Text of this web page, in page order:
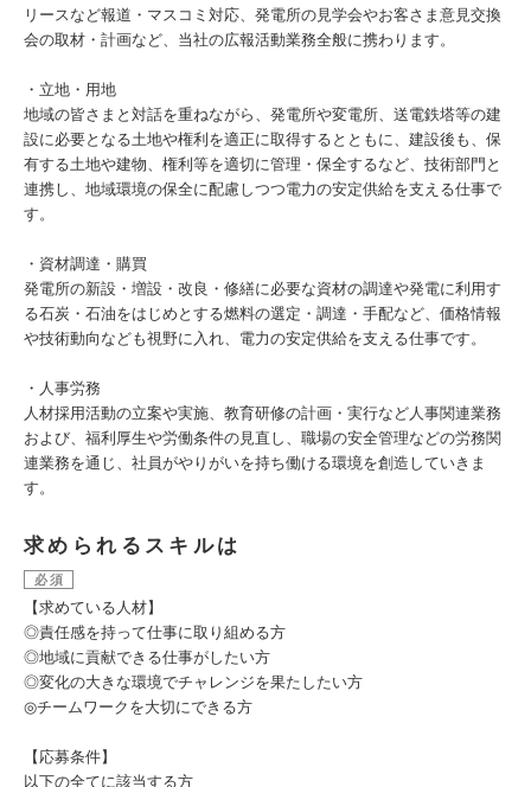
リースなど報道・マスコミ対応、発電所の見学会やお客さま意見交換
会の取材・計画など、当社の広報活動業務全般に携わります。
・立地・用地
地域の皆さまと対話を重ねながら、発電所や変電所、送電鉄塔等の建
設に必要となる土地や権利を適正に取得するとともに、建設後も、保
有する土地や建物、権利等を適切に管理・保全するなど、技術部門と
連携し、地域環境の保全に配慮しつつ電力の安定供給を支える仕事で
す。
・資材調達・購買
発電所の新設・増設・改良・修繕に必要な資材の調達や発電に利用す
る石炭・石油をはじめとする燃料の選定・調達・手配など、価格情報
や技術動向なども視野に入れ、電力の安定供給を支える仕事です。
・人事労務
人材採用活動の立案や実施、教育研修の計画・実行など人事関連業務
および、福利厚生や労働条件の見直し、職場の安全管理などの労務関
連業務を通じ、社員がやりがいを持ち働ける環境を創造していきま
す。
求められるスキルは
必須
【求めている人材】
◎責任感を持って仕事に取り組める方
◎地域に貢献できる仕事がしたい方
◎変化の大きな環境でチャレンジを果たしたい方
◎チームワークを大切にできる方
【応募条件】
以下の全てに該当する方